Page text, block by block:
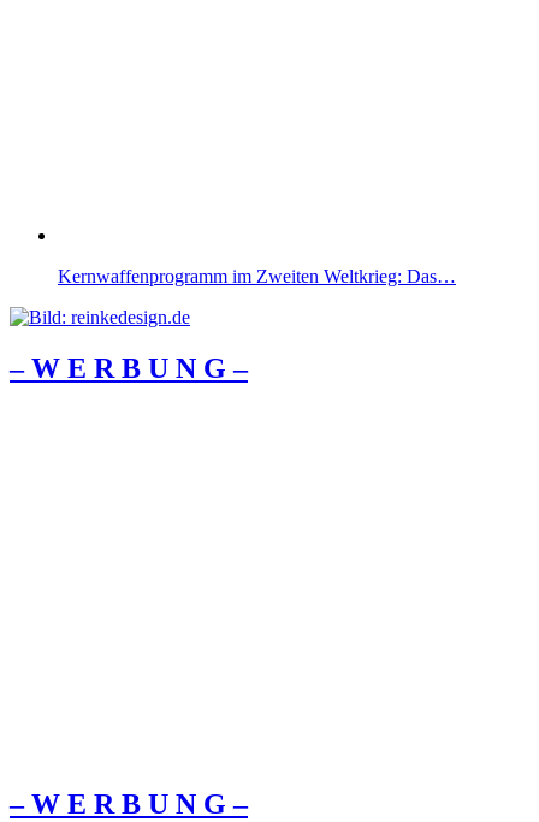
Kernwaffenprogramm im Zweiten Weltkrieg: Das…
– W Ε R Β U Ν G –
– W Ε R Β U Ν G –